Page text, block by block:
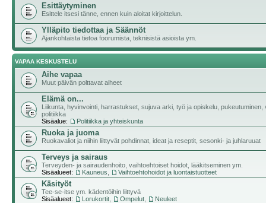
Esittäytyminen
Esittele itsesi tänne, ennen kuin aloitat kirjoittelun.
Ylläpito tiedottaa ja Säännöt
Ajankohtaista tietoa foorumista, teknisistä asioista ym.
VAPAA KESKUSTELU
Aihe vapaa
Muut päivän polttavat aiheet
Elämä on...
Liikunta, hyvinvointi, harrastukset, sujuva arki, työ ja opiskelu, pukeutuminen,
politiikka
Sisäalue:
Politiikka ja yhteiskunta
Ruoka ja juoma
Ruokavaliot ja niihin liittyvät pohdinnat, ideat ja reseptit, sesonki- ja juhlaruuat
Terveys ja sairaus
Terveyden- ja sairaudenhoito, vaihtoehtoiset hoidot, lääkitseminen ym.
Sisäalueet:
Kauneus Vaihtoehtohoidot ja luontaistuotteet
Käsityöt
Tee-se-itse ym. kädentöihin liittyvä
Sisäalueet:
Lorukortit Ompelut Neuleet